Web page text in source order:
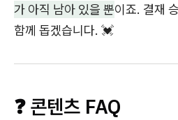
가 아직 남아 있을 뿐이죠. 결재
함께 돕겠습니다. 💓
❓ 콘텐츠 FAQ